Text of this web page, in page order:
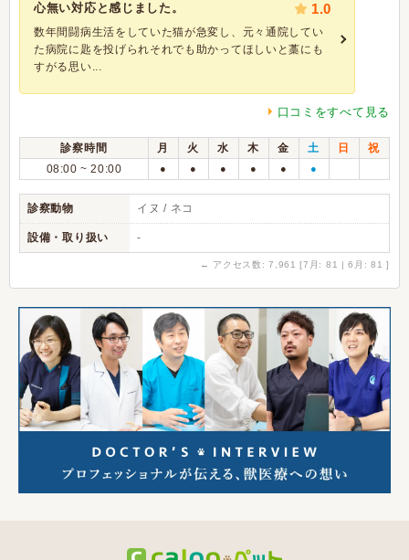
心無い対応と感じました。 1.0
数年間闘病生活をしていた猫が急変し、元々通院してい
た病院に匙を投げられそれでも助かってほしいと藁にも
すがる思い...
口コミをすべて見る
診察時間 月 火 水 木 金 土 日
祝
08:00 ~ 20:00
● ● ● ● ● ●
診察動物 イヌ / ネコ
設備・取り扱い -
← アクセス数: 7,961 [7月: 81 | 6月: 81 ]